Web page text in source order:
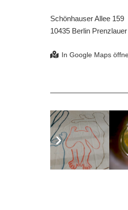
Schönhauser Allee 159
10435 Berlin
zu sehen sind
erfundenes material
hand folgt dem kopf,